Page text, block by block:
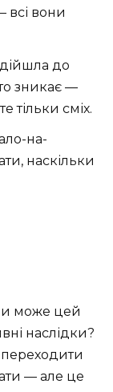
всі вони
дійшла до
зникає —
тільки сміх.
на-
наскільки
може цей
наслідки?
— але це